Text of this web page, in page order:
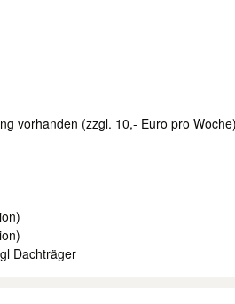
vorhanden (zzgl. 10,- Euro pro Woche)
Dachträger